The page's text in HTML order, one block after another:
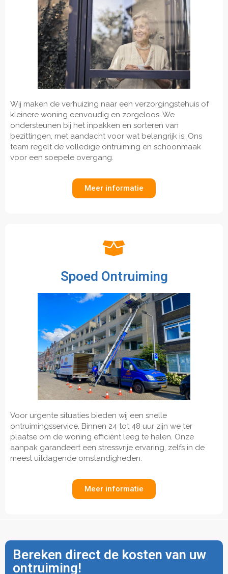
Wij maken de verhuizing naar een verzorgingstehuis of
kleinere woning eenvoudig en zorgeloos. We
ondersteunen bij het inpakken en sorteren van
bezittingen, met aandacht voor wat belangrijk is. Ons
team regelt de volledige ontruiming en schoonmaak
voor een soepele overgang.
Meer informatie
Spoed Ontruiming
Voor urgente situaties bieden wij een snelle
ontruimingsservice. Binnen 24 tot 48 uur zijn we ter
plaatse om de woning efficiënt leeg te halen. Onze
aanpak garandeert een stressvrije ervaring, zelfs in de
meest uitdagende omstandigheden.
Meer informatie
Bereken direct de kosten van uw
ontruiming!